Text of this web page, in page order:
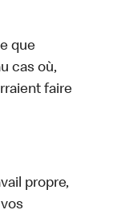
que
cas où,
faire
propre,